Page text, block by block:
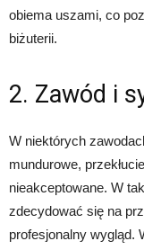
obiema uszami, co
biżuterii.
2. Zawód i
W niektórych
mundurowe,
nieakceptowane. W
zdecydować się na
profesjonalny wygląd.